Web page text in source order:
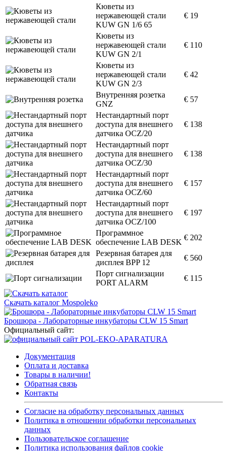
Кюветы из
нержавеющей стали
KUW GN 1/6 65
€ 19
Кюветы из
нержавеющей стали
KUW GN 2/1
€ 110
Кюветы из
нержавеющей стали
KUW GN 2/3
€ 42
Внутренняя розетка
GNZ
€ 57
Нестандартный порт
доступа для внешнего
датчика OCZ/20
€ 138
Нестандартный порт
доступа для внешнего
датчика OCZ/30
€ 138
Нестандартный порт
доступа для внешнего
датчика OCZ/60
€ 157
Нестандартный порт
доступа для внешнего
датчика OCZ/100
€ 197
Программное
обеспечение LAB DESK
€ 202
Резервная батарея для
дисплея BPP 12
€ 560
Порт сигнализации
PORT ALARM
€ 115
Скачать каталог Mospoleko
Брошюра - Лабораторные инкубаторы CLW 15 Smart
Официальный сайт:
Документация
Оплата и доставка
Товары в наличии!
Обратная связь
Контакты
Согласие на обработку персональных данных
Политика в отношении обработки персональных
данных
Пользовательское соглашение
Политика использования файлов cookie